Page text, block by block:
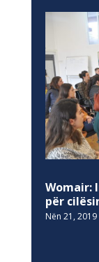
Womair:
për
Nën 21, 2019